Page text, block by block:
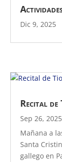
Dic 9, 2025
Recital de
Sep 26, 2025
Mañana a
Santa
gallego en